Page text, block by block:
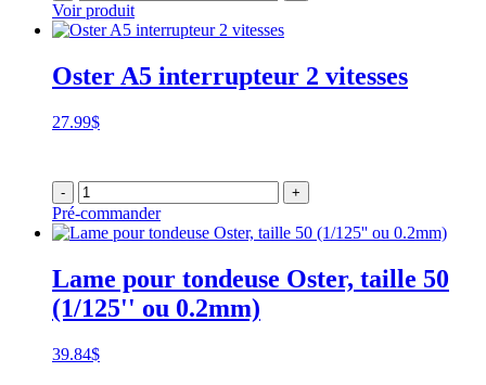
Voir produit
Oster A5 interrupteur 2 vitesses
27.99$
- +
Pré-commander
Lame pour tondeuse Oster, taille 50
(1/125'' ou 0.2mm)
39.84$